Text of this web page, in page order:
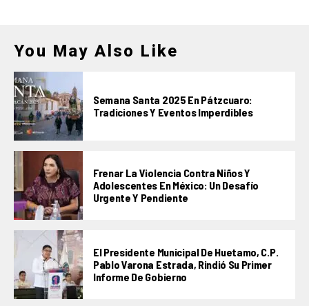
You May Also Like
Semana Santa 2025 En Pátzcuaro:
Tradiciones Y Eventos Imperdibles
Frenar La Violencia Contra Niños Y
Adolescentes En México: Un Desafío
Urgente Y Pendiente
El Presidente Municipal De Huetamo, C.P.
Pablo Varona Estrada, Rindió Su Primer
Informe De Gobierno